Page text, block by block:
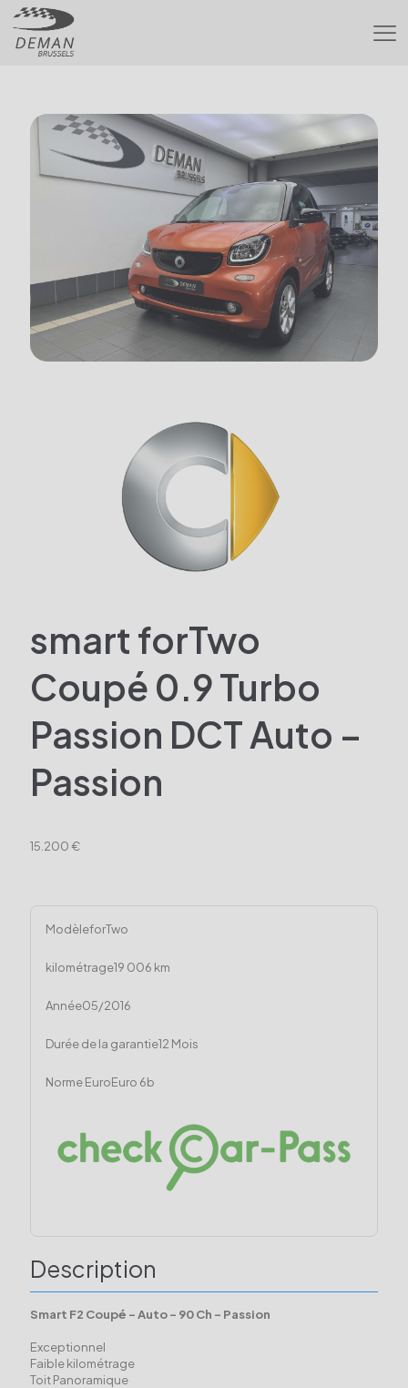
smart forTwo
Coupé 0.9 Turbo
Passion DCT Auto –
Passion
15.200 €
ModèleforTwo
kilométrage19 006 km
Année05/2016
Durée de la garantie12 Mois
Norme EuroEuro 6b
Description
Smart F2 Coupé - Auto - 90 Ch - Passion
Exceptionnel
Faible kilométrage
Toit Panoramique